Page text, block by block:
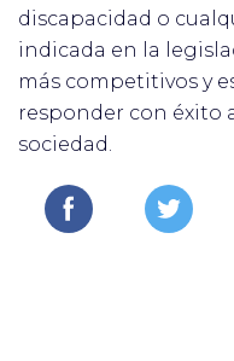
discapacidad o
indicada en la
más competitivos y
responder con éxito
sociedad.